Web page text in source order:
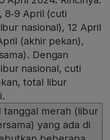
8‑9 April (cuti
nasional), 12 April
(akhir pekan),
Dengan
nasional, cuti
total libur
tanggal merah (libur
yang ada di